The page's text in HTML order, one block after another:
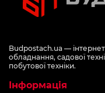
Budpostach.ua —
обладнання, садової
побутової техніки.
Інформація